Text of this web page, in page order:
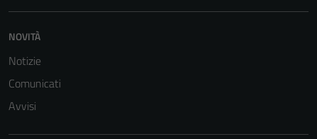
NOVITÀ
Notizie
Comunicati
Avvisi
Questi cookie